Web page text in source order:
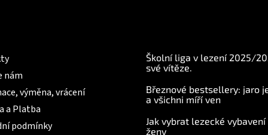
nám
výměna, vrácení
a Platba
podmínky
Školní liga v lezení 2025/
své vítěze.
Březnové bestsellery: jaro
a všichni míří ven
Jak vybrat lezecké
ženy